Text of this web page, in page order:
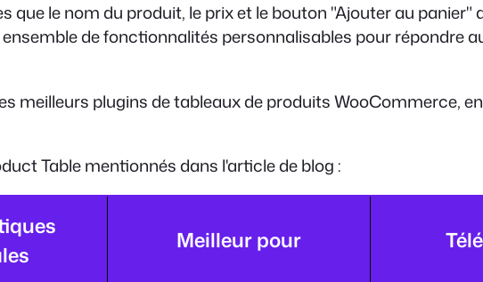
le nom du produit, le prix et le bouton "Ajouter au panier"
de fonctionnalités personnalisables pour répondre
meilleurs plugins de tableaux de produits WooCommerce,
Table mentionnés dans l'article de blog :
Meilleur pour